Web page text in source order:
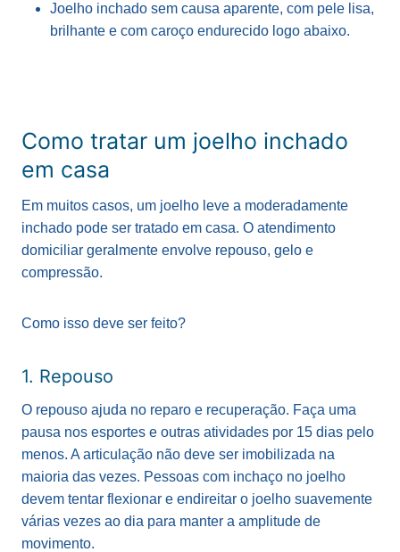
Joelho inchado sem causa aparente, com pele lisa,
brilhante e com caroço endurecido logo abaixo.
Como tratar um joelho inchado
em casa
Em muitos casos, um joelho leve a moderadamente
inchado pode ser tratado em casa. O atendimento
domiciliar geralmente envolve repouso, gelo e
compressão.
Como isso deve ser feito?
1. Repouso
O repouso ajuda no reparo e recuperação. Faça uma
pausa nos esportes e outras atividades por 15 dias pelo
menos. A articulação não deve ser imobilizada na
maioria das vezes. Pessoas com inchaço no joelho
devem tentar flexionar e endireitar o joelho suavemente
várias vezes ao dia para manter a amplitude de
movimento.